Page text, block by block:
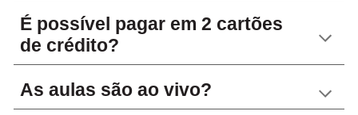
É possível pagar em 2 cartões
de crédito?
As aulas são ao vivo?